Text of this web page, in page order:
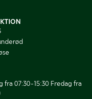
07:30-15:30 Fredag fra